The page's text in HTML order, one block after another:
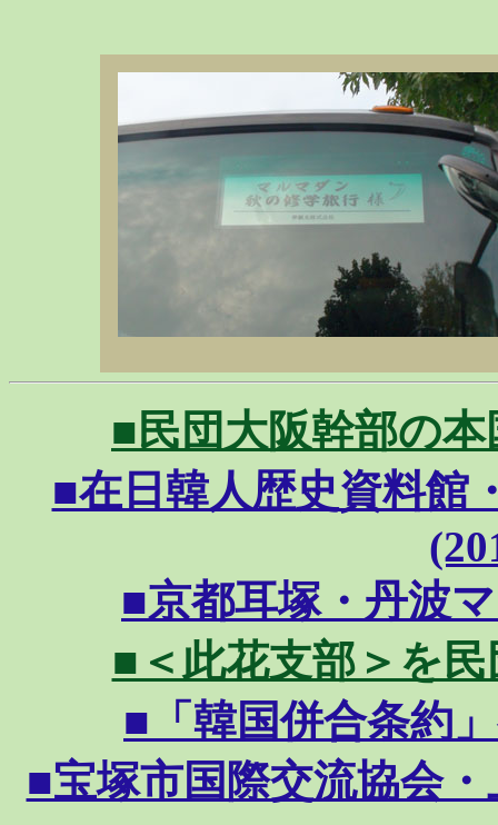
■民団大阪幹部の本
■在日韓人歴史資料館
■京都耳塚・丹波
■＜此花支部＞を
■「韓国併合条約
■宝塚市国際交流協会